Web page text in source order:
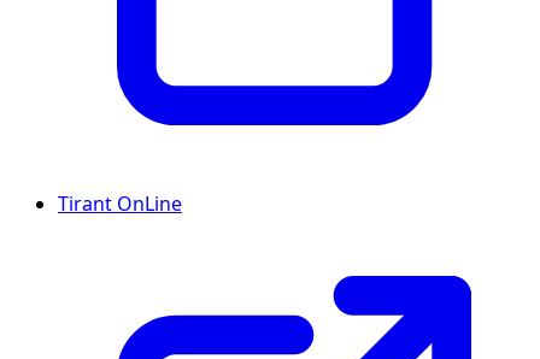
Tirant OnLine